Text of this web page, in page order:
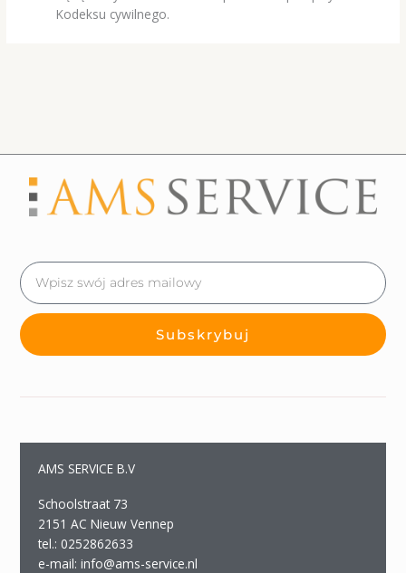
Kodeksu cywilnego.
Email
Subskrybuj
AMS SERVICE B.V
Schoolstraat 73
2151 AC Nieuw Vennep
tel.: 0252862633
e-mail: info@ams-service.nl